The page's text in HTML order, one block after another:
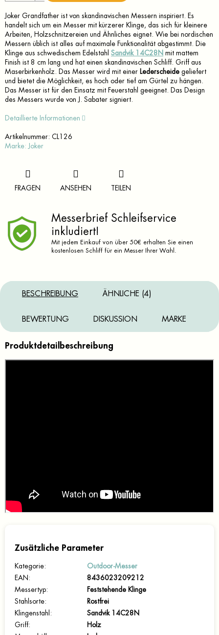
Joker Grandfather ist von skandinavischen Messern inspiriert. Es
handelt sich um ein Messer mit kürzerer Klinge, das sich für kleinere
Arbeiten, Holzschnitzereien und Ähnliches eignet. Wie bei nordischen
Messern üblich ist alles auf maximale Funktionalität abgestimmt. Die
Klinge aus schwedischem Edelstahl Sandvik 14C28N mit mattem
Finish ist 8 cm lang und hat einen skandinavischen Schliff. Griff aus
Maserbirkenholz. Das Messer wird mit einer Lederscheide geliefert
und bietet die Möglichkeit, es hoch oder tief am Gürtel zu hängen.
Das Messer ist für den Einsatz mit Feuerstahl geeignet. Das Design
des Messers wurde von J. Sabater signiert.
Detaillierte Informationen
Artikelnummer: CL126
Marke:
Joker
FRAGEN ANSEHEN TEILEN
Messerbrief Schleifservice
inkludiert!
Mit jedem Einkauf von über 50€ erhalten Sie einen
kostenlosen Schliff für ein Messer Ihrer Wahl.
BESCHREIBUNG ÄHNLICHE (4)
BEWERTUNG DISKUSSION MARKE
Produktdetailbeschreibung
Zusätzliche Parameter
Kategorie:
Outdoor-Messer
EAN :
8436023209212
Messertyp:
Feststehende Klinge
Stahlsorte:
Rostfrei
Klingenstahl :
Sandvik 14C28N
Griff:
Holz